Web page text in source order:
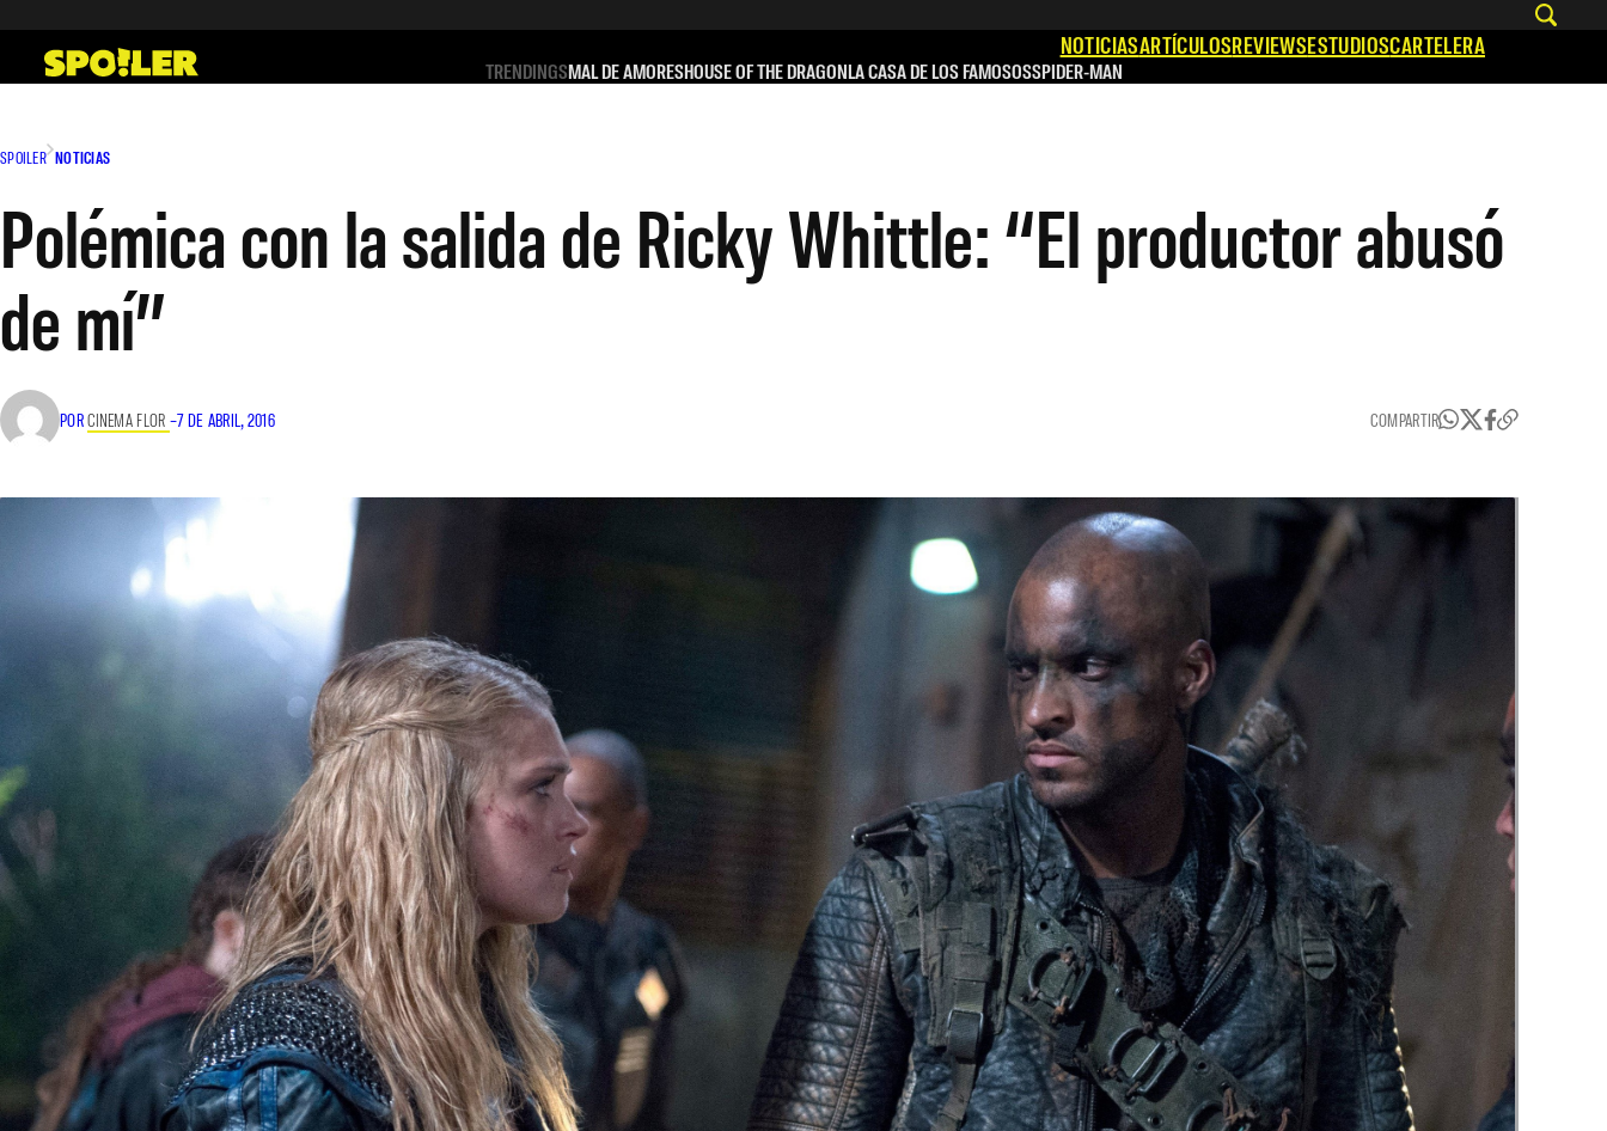
contenido
NOTICIASARTÍCULOSREVIEWSESTUDIOSCARTELERA
TRENDINGSMAL DE AMORESHOUSE OF THE DRAGONLA CASA DE LOS FAMOSOSSPIDER-MAN
SPOILER NOTICIAS
Polémica con la salida de Ricky Whittle: “El productor abusó
de mí”
PORCINEMA FLOR –7 DE ABRIL, 2016 COMPARTIR